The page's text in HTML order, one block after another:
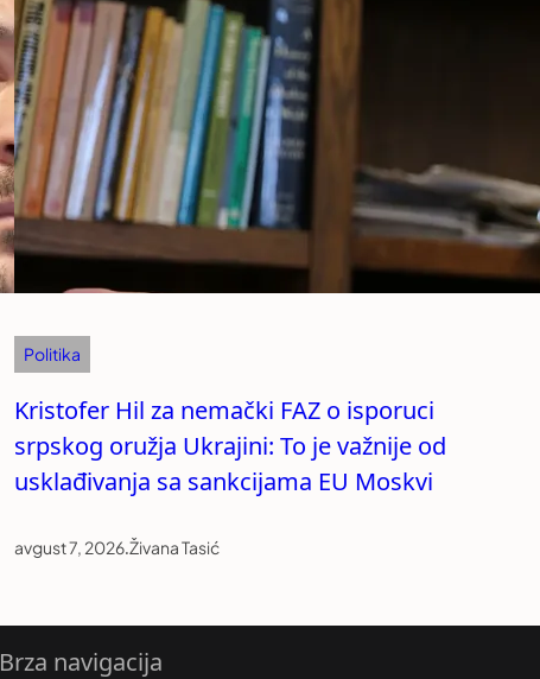
Politika
Kristofer Hil za nemački FAZ o isporuci
srpskog oružja Ukrajini: To je važnije od
usklađivanja sa sankcijama EU Moskvi
avgust 7, 2026.Živana Tasić
Brza navigacija